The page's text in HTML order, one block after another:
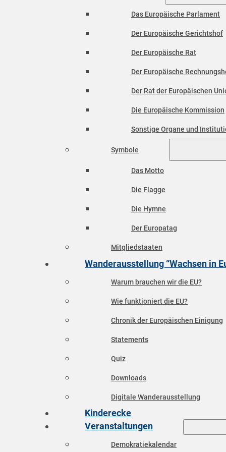
Das Europäische Parlament
Der Europäische Gerichtshof
Der Europäische Rat
Der Europäische
Der Rat der Europäischen
Die Europäische Kommission
Sonstige Organe und
Symbole
Das Motto
Die Flagge
Die Hymne
Der Europatag
Mitgliedstaaten
Wanderausstellung “Wachsen in
Warum brauchen wir die EU?
Wie funktioniert die EU?
Chronik der Europäischen Einigung
Statements
Quiz
Downloads
Digitale Wanderausstellung
Kinderecke
Veranstaltungen
Demokratiekalendar